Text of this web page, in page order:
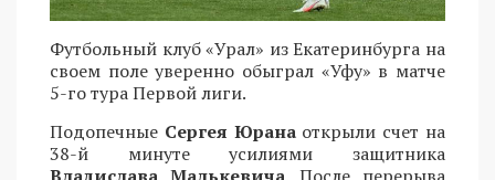
Футбольный клуб «Урал» из Екатеринбурга на
своем поле уверенно обыграл «Уфу» в матче
5-го тура Первой лиги.
Подопечные Сергея Юрана открыли счет на
38-й минуте усилиями защитника